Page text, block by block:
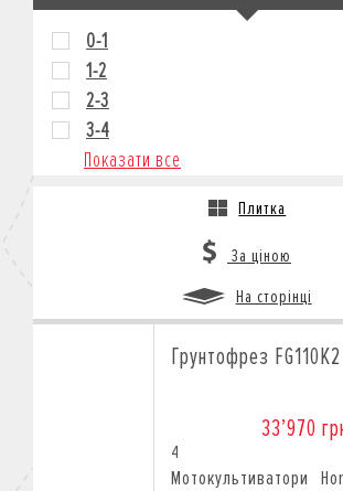
0-1
1-2
2-3
3-4
Показати все
Плитка
За ціною
На сторінці
Грунтофрез FG110K2
33’970
4
Мотокультиватори